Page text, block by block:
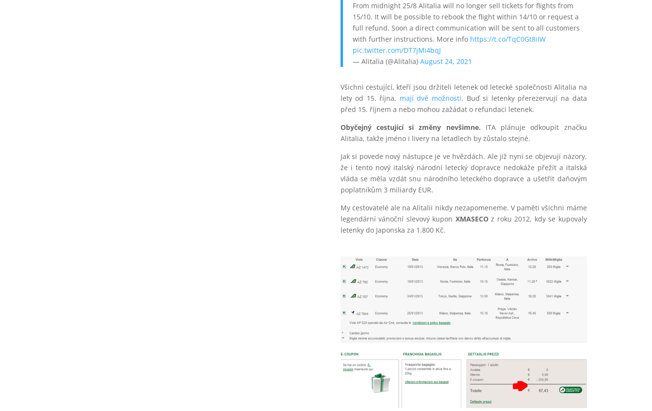
From midnight 25/8 Alitalia will no longer sell tickets for flights from
15/10. It will be possible to rebook the flight within 14/10 or request a
full refund. Soon a direct communication will be sent to all customers
with further instructions. More info https://t.co/TqC0Gt8iIW
pic.twitter.com/DT7jMi4bqJ
— Alitalia (@Alitalia) August 24, 2021
Všichni cestující, kteří jsou držiteli letenek od letecké společnosti Alitalia na
lety od 15. října, mají dvě možnosti. Buď si letenky přerezervují na data
před 15. říjnem a nebo mohou zažádat o refundaci letenek.
Obyčejný cestující si změny nevšimne. ITA plánuje odkoupit značku
Alitalia, takže jméno i livery na letadlech by zůstalo stejné.
Jak si povede nový nástupce je ve hvězdách. Ale již nyní se objevují názory,
že i tento nový italský národní letecký dopravce nedokáže přežít a italská
vláda se měla vzdát snu národního leteckého dopravce a ušetřit daňovým
poplatníkům 3 miliardy EUR.
My cestovatelé ale na Alitalii nikdy nezapomeneme. V paměti všichni máme
legendární vánoční slevový kupon XMASECOz roku 2012, kdy se kupovaly
letenky do Japonska za 1.800 Kč.